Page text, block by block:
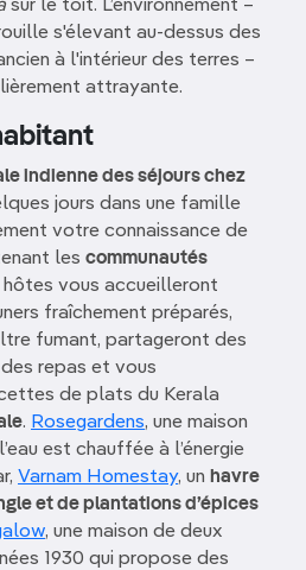
sur le toit. L’environnement –
s'élevant au-dessus des
à l'intérieur des terres –
attrayante.
indienne des séjours chez
jours dans une famille
votre connaissance de
les communautés
hôtes vous accueilleront
fraîchement préparés,
fumant, partageront des
repas et vous
de plats du Kerala
. Rosegardens, une maison
est chauffée à l’énergie
Varnam Homestay, un havre
et de plantations d’épices
, une maison de deux
1930 qui propose des